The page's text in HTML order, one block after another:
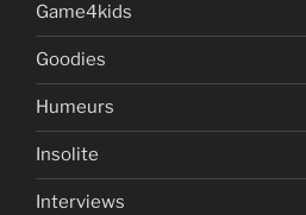
Game4kids
Goodies
Humeurs
Insolite
Interviews